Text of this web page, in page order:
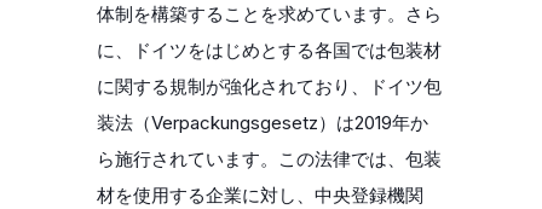
体制を構築することを求めています。さら
に、ドイツをはじめとする各国では包装材
に関する規制が強化されており、ドイツ包
装法（Verpackungsgesetz）は2019年か
ら施行されています。この法律では、包装
材を使用する企業に対し、中央登録機関